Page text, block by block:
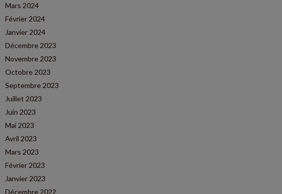
Mars 2024
Février 2024
Janvier 2024
Décembre 2023
Novembre 2023
Octobre 2023
Septembre 2023
Juillet 2023
Juin 2023
Mai 2023
Avril 2023
Mars 2023
Février 2023
Janvier 2023
Décembre 2022